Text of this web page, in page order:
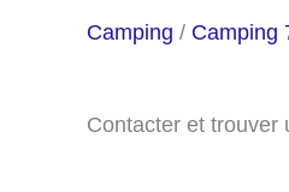
Camping / Camping
Contacter et trouver